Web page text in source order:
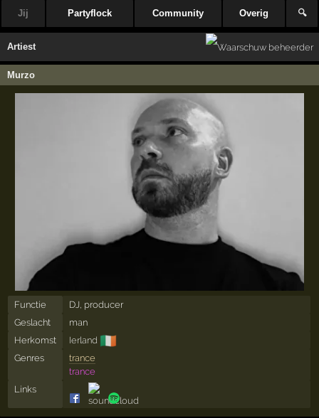
Jij Partyflock Community Overig 🔍
Artiest
Murzo
Functie
DJ, producer
Geslacht
man
Herkomst
Ierland 🇮🇪
Genres
trance
trance
Links